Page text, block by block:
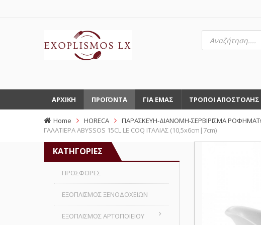
Αναζήτηση
προϊόντων
ΑΡΧΙΚΗ ΠΡΟΪΟΝΤΑ ΓΙΑ ΕΜΑΣ ΤΡΟΠΟΙ
Home HORECA ΠΑΡΑΣΚΕΥΗ-ΔΙΑΝΟΜΗ-ΣΕΡΒΙΡΙΣΜΑ
ΓΑΛΑΤΙΕΡΑ ABYSSOS 15CL LE COQ ΙΤΑΛΙΑΣ (10,5x6cm|7cm)
ΚΑΤΗΓΟΡΙΕΣ
ΠΡΟΣΦΟΡΕΣ
ΕΞΟΠΛΙΣΜΟΣ ΞΕΝΟΔΟΧΕΙΩΝ
ΕΞΟΠΛΙΣΜΟΣ ΑΡΤΟΠΟΙΕΙΟΥ